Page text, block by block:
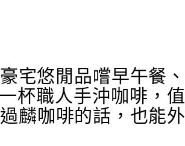
宅悠閒品嚐早午餐、
杯職人手沖咖啡，值
麟咖啡的話，也能外